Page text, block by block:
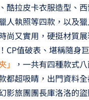
酷拉皮卡衣服造型、
人執照等四款，以及
尚又實用，硬挺材質
CP值破表、堪稱隨身
」
，一共有四種款式
都超吸睛，出門資料
影旅團團長庫洛洛的